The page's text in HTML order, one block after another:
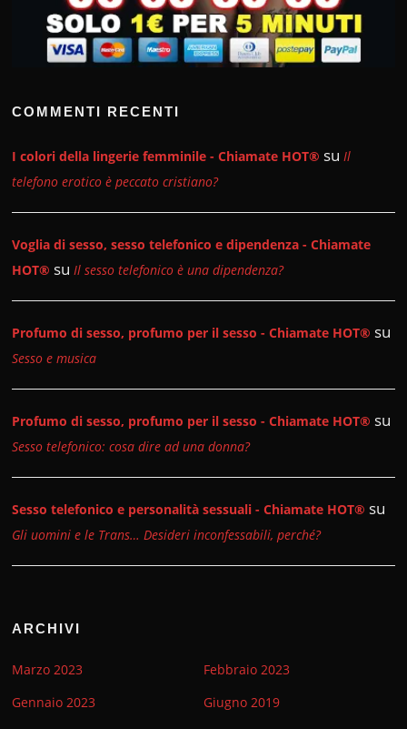
COMMENTI RECENTI
I colori della lingerie femminile - Chiamate HOT® suIl
telefono erotico è peccato cristiano?
Voglia di sesso, sesso telefonico e dipendenza - Chiamate
HOT® suIl sesso telefonico è una dipendenza?
Profumo di sesso, profumo per il sesso - Chiamate HOT® su
Sesso e musica
Profumo di sesso, profumo per il sesso - Chiamate HOT® su
Sesso telefonico: cosa dire ad una donna?
Sesso telefonico e personalità sessuali - Chiamate HOT® su
Gli uomini e le Trans… Desideri inconfessabili, perché?
ARCHIVI
Marzo 2023
Febbraio 2023
Gennaio 2023
Giugno 2019